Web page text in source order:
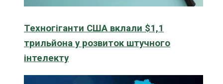
Техногіганти США вклали $1,1
трильйона у розвиток штучного
інтелекту